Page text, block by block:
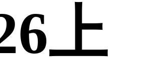
上